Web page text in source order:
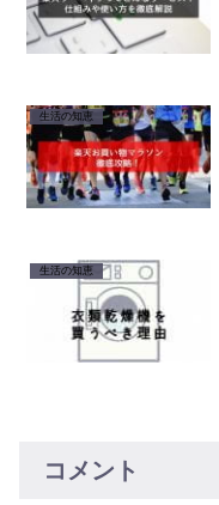
生活の知恵
生活の知恵
コメント